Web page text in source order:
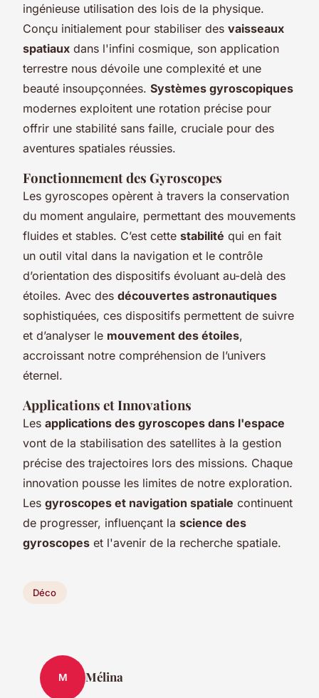
ingénieuse utilisation des lois de la physique.
Conçu initialement pour stabiliser des vaisseaux
spatiaux dans l'infini cosmique, son application
terrestre nous dévoile une complexité et une
beauté insoupçonnées. Systèmes gyroscopiques
modernes exploitent une rotation précise pour
offrir une stabilité sans faille, cruciale pour des
aventures spatiales réussies.
Fonctionnement des Gyroscopes
Les gyroscopes opèrent à travers la conservation
du moment angulaire, permettant des mouvements
fluides et stables. C’est cette stabilité qui en fait
un outil vital dans la navigation et le contrôle
d’orientation des dispositifs évoluant au-delà des
étoiles. Avec des découvertes astronautiques
sophistiquées, ces dispositifs permettent de suivre
et d’analyser le mouvement des étoiles,
accroissant notre compréhension de l’univers
éternel.
Applications et Innovations
Les applications des gyroscopes dans l'espace
vont de la stabilisation des satellites à la gestion
précise des trajectoires lors des missions. Chaque
innovation pousse les limites de notre exploration.
Les gyroscopes et navigation spatiale continuent
de progresser, influençant la science des
gyroscopes et l'avenir de la recherche spatiale.
Déco
M Mélina